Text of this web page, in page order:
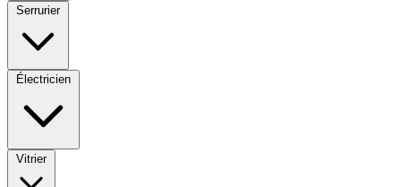
Serrurier
Électricien
Vitrier